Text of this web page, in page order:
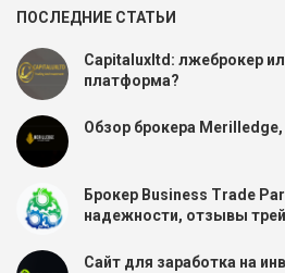
ПОСЛЕДНИЕ СТАТЬИ
Capitaluxltd: лжеброкер
платформа?
Обзор брокера
Брокер Business Trade
надежности, отзывы
Сайт для заработка на